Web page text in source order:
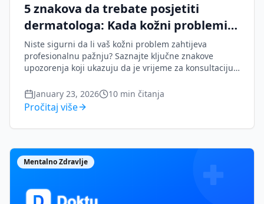
5 znakova da trebate posjetiti
dermatologa: Kada kožni problemi
zahtijevaju stručnu njegu
Niste sigurni da li vaš kožni problem zahtijeva
profesionalnu pažnju? Saznajte ključne znakove
upozorenja koji ukazuju da je vrijeme za konsultaciju s
madeže.
January 23, 2026 10 min čitanja
Pročitaj više
Mentalno Zdravlje